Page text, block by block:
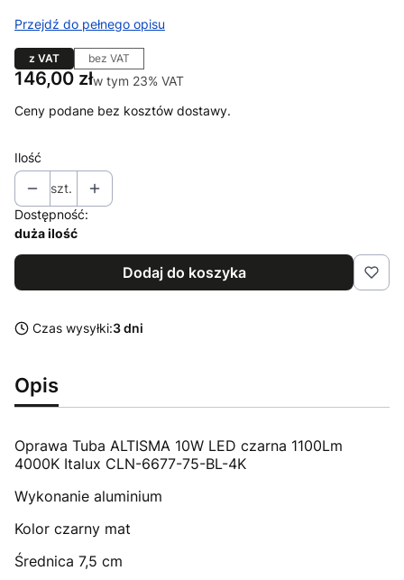
Przejdź do pełnego opisu
z VAT bez VAT
Cena
146,00 złw tym 23% VAT
w tym 23% VAT
Ceny podane bez kosztów dostawy.
Ilość
szt.
Dostępność:
duża ilość
Dodaj do koszyka
Czas wysyłki:3 dni
Opis
Oprawa Tuba ALTISMA 10W LED czarna 1100Lm
4000K Italux CLN-6677-75-BL-4K
Wykonanie aluminium
Kolor czarny mat
Średnica 7,5 cm